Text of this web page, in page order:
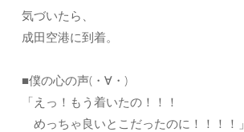
気づいたら、
成田空港に到着。
■僕の心の声(・∀・)
「えっ！もう着いたの！！！
めっちゃ良いとこだったのに！！！！」